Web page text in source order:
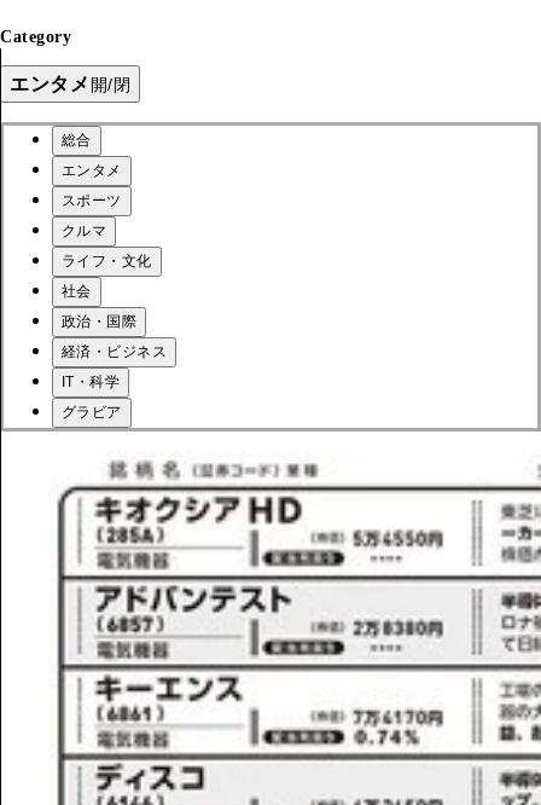
Category
エンタメ開/閉
総合
エンタメ
スポーツ
クルマ
ライフ・文化
社会
政治・国際
経済・ビジネス
IT・科学
グラビア